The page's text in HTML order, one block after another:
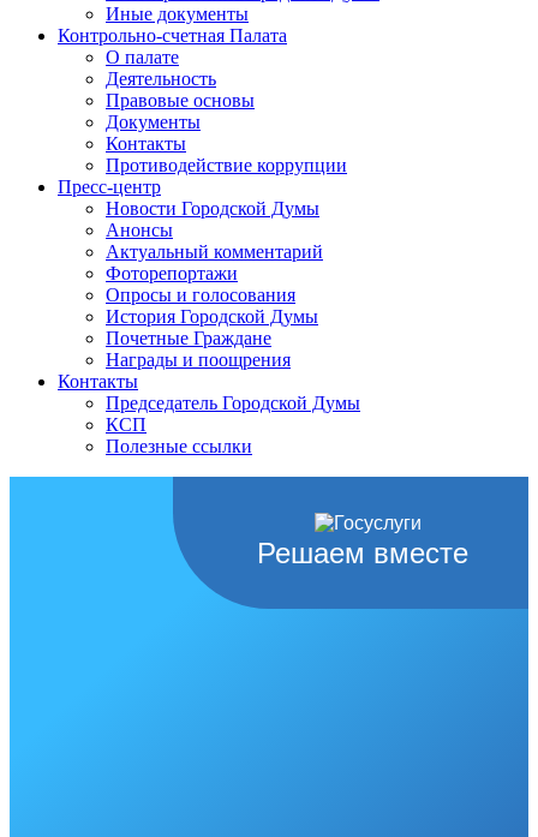
Иные документы
Контрольно-счетная Палата
О палате
Деятельность
Правовые основы
Документы
Контакты
Противодействие коррупции
Пресс-центр
Новости Городской Думы
Анонсы
Актуальный комментарий
Фоторепортажи
Опросы и голосования
История Городской Думы
Почетные Граждане
Награды и поощрения
Контакты
Председатель Городской Думы
КСП
Полезные ссылки
Решаем вместе